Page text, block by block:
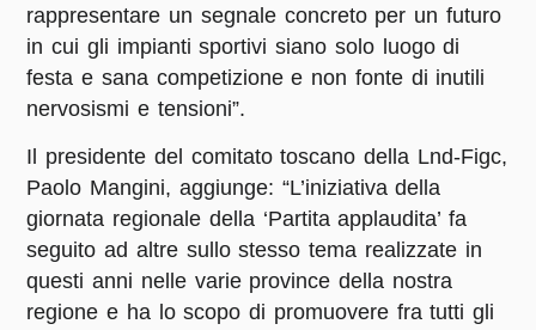
rappresentare un segnale concreto per un futuro
in cui gli impianti sportivi siano solo luogo di
festa e sana competizione e non fonte di inutili
nervosismi e tensioni”.
Il presidente del comitato toscano della Lnd-Figc,
Paolo Mangini, aggiunge: “L’iniziativa della
giornata regionale della ‘Partita applaudita’ fa
seguito ad altre sullo stesso tema realizzate in
questi anni nelle varie province della nostra
regione e ha lo scopo di promuovere fra tutti gli